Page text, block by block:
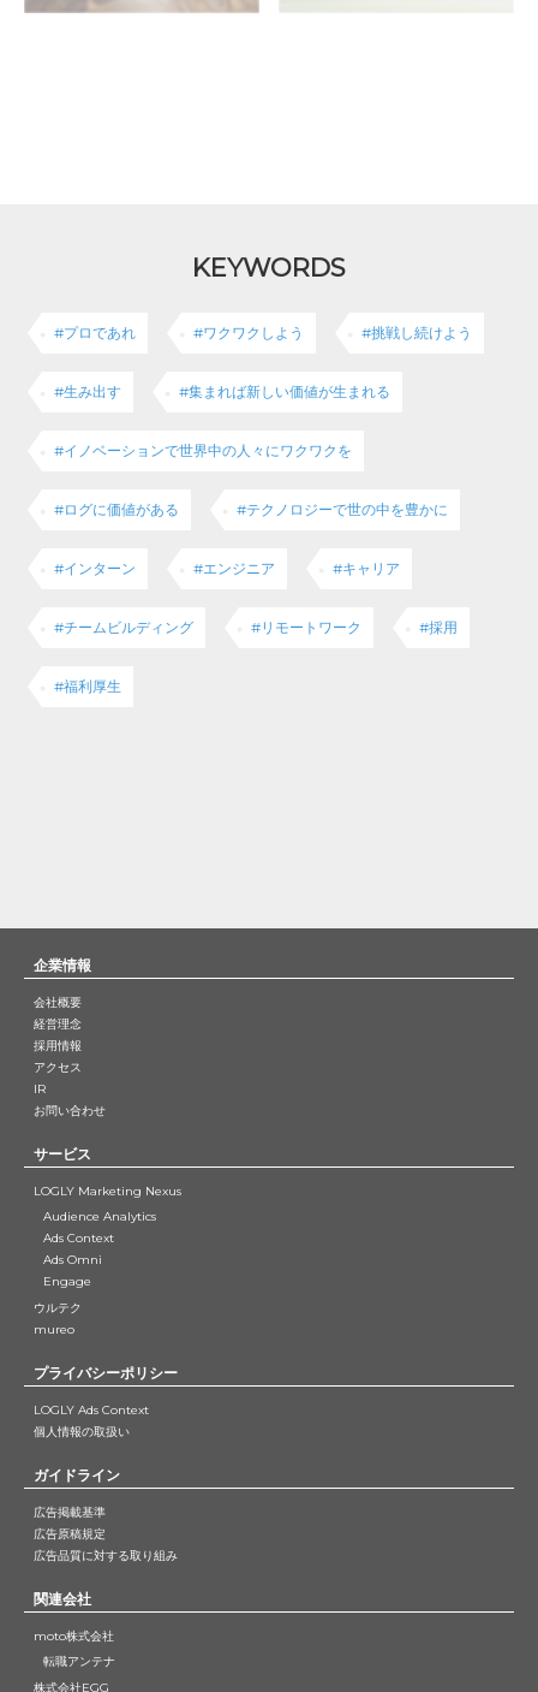
KEYWORDS
#プロであれ #ワクワクしよう #挑戦し続けよう
#生み出す #集まれば新しい価値が生まれる
#イノベーションで世界中の人々にワクワクを
#ログに価値がある #テクノロジーで世の中を豊かに
#インターン #エンジニア #キャリア
#チームビルディング #リモートワーク #採用
#福利厚生
企業情報
会社概要
経営理念
採用情報
アクセス
IR
お問い合わせ
サービス
LOGLY Marketing Nexus
Audience Analytics
Ads Context
Ads Omni
Engage
ウルテク
mureo
プライバシーポリシー
LOGLY Ads Context
個人情報の取扱い
ガイドライン
広告掲載基準
広告原稿規定
広告品質に対する取り組み
関連会社
moto株式会社
転職アンテナ
株式会社EGG